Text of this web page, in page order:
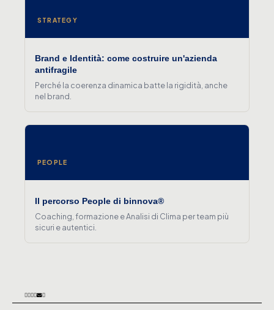
STRATEGY
Brand e Identità: come costruire un'azienda
antifragile
Perché la coerenza dinamica batte la rigidità, anche
nel brand.
PEOPLE
Il percorso People di binnova®
Coaching, formazione e Analisi di Clima per team più
sicuri e autentici.